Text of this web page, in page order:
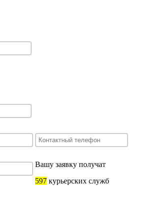
Вашу заявку получат
597 курьерских служб